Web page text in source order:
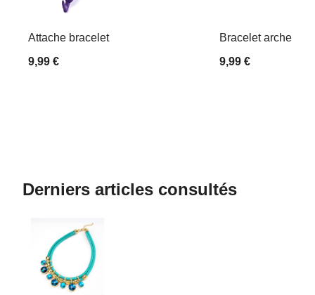
Attache bracelet
9,99 €
Bracelet arche de
9,99 €
Derniers articles consultés